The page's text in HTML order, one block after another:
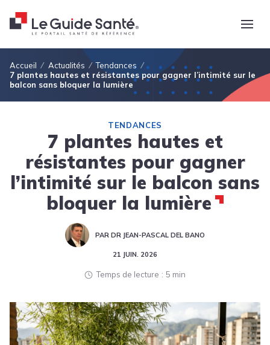
Fil d'Ariane
Accueil Actualités
Tendances
7 plantes hautes et résistantes pour gagner l’intimité sur le
balcon sans bloquer la lumière
TENDANCES
7 plantes hautes et
résistantes pour gagner
l’intimité sur le balcon sans
bloquer la lumière
PAR DR JEAN-PASCAL DEL BANO
21 JUIN. 2026
Temps de lecture 5 min